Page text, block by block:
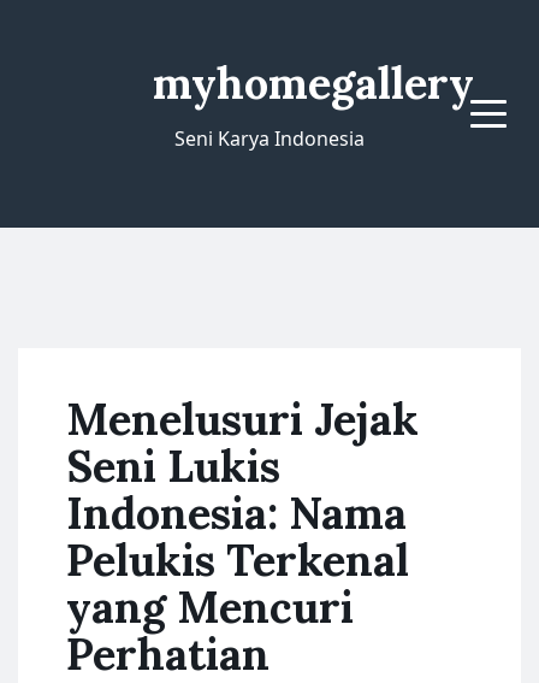
myhomegallery
Seni Karya Indonesia
Menu
Menelusuri Jejak
Seni Lukis
Indonesia: Nama
Pelukis Terkenal
yang Mencuri
Perhatian